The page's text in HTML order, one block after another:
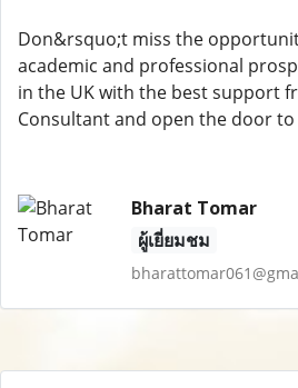
Don&rsquo;t miss the
academic and professional
in the UK with the best support
Consultant and open the door
Bharat Tomar
ผู้เยี่ยมชม